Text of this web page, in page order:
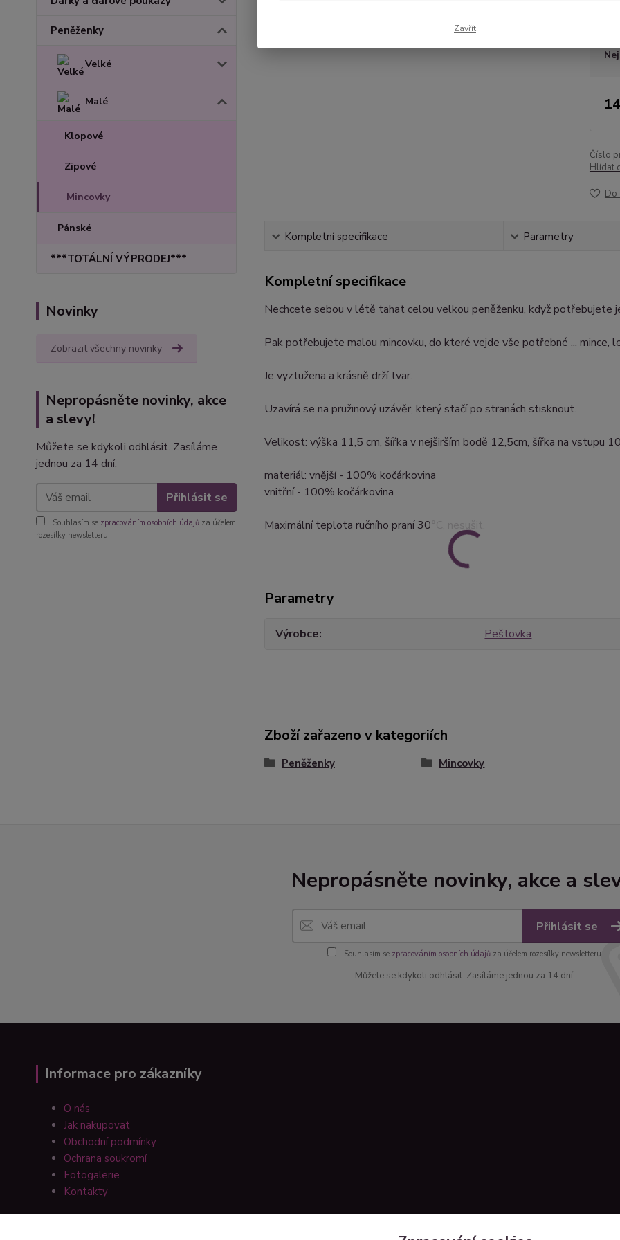
Peněženky
Velké
Malé
Klopové
Zipové
Mincovky
Pánské
***TOTÁLNÍ VÝPRODEJ***
Novinky
Zobrazit všechny novinky
Nepropásněte novinky, akce
a slevy!
Můžete se kdykoli odhlásit. Zasíláme
jednou za 14 dní.
Přihlásit se
Souhlasím se zpracováním osobních údajů za účelem
rozesílky newsletteru.
Číslo
Hlídat
Do
Kompletní specifikace Parametry
Kompletní specifikace
Nechcete sebou v létě tahat celou velkou peněženku, když potřebujete
Pak potřebujete malou mincovku, do které vejde vše potřebné ... mince,
Je vyztužena a krásně drží tvar.
Uzavírá se na pružinový uzávěr, který stačí po stranách stisknout.
Velikost: výška 11,5 cm, šířka v nejširším bodě 12,5cm, šířka na vstupu
materiál: vnější - 100% kočárkovina
vnitřní - 100% kočárkovina
Maximální teplota ručního praní 30°C, nesušit.
Parametry
Výrobce Peštovka
Zboží zařazeno v kategoriích
Peněženky Mincovky
Nepropásněte novinky, akce a
Přihlásit se
Souhlasím se zpracováním osobních údajůza účelem rozesílky newsletteru.
Můžete se kdykoli odhlásit. Zasíláme jednou za 14 dní.
Informace pro zákazníky
O nás
Jak nakupovat
Obchodní podmínky
Ochrana soukromí
Fotogalerie
Kontakty
Zavřít